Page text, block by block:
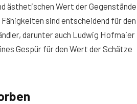
ästhetischen Wert der Gegenstände
sind entscheidend für den
darunter auch Ludwig Hofmaier
Gespür für den Wert der Schätze